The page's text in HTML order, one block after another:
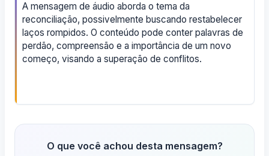
A mensagem de áudio aborda o tema da
reconciliação, possivelmente buscando restabelecer
laços rompidos. O conteúdo pode conter palavras de
perdão, compreensão e a importância de um novo
começo, visando a superação de conflitos.
O que você achou desta mensagem?